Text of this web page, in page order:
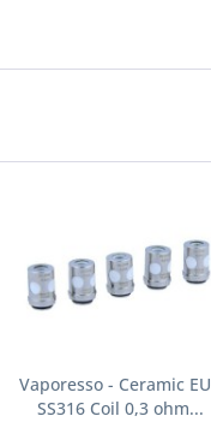
Vaporesso - Ceramic
SS316 Coil 0,3 ohm...